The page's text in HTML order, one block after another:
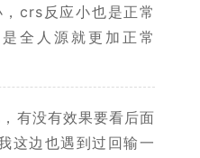
crs反应小也是正常
全人源就更加正常
有没有效果要看后面
这边也遇到过回输一